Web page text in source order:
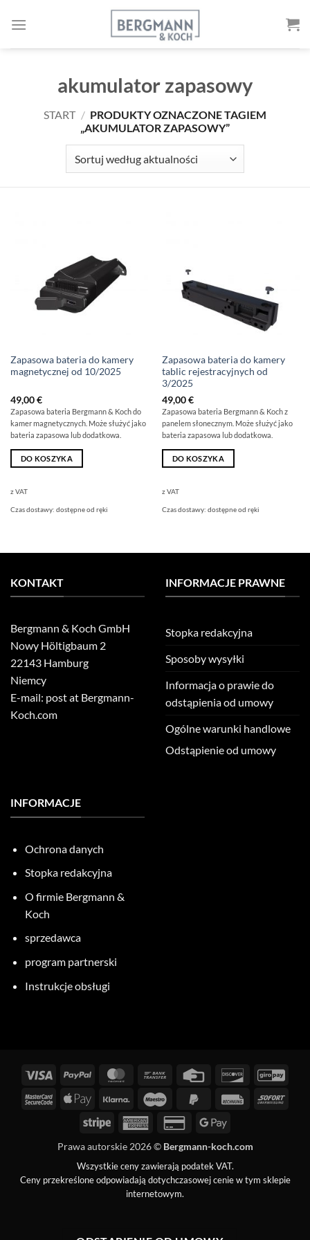
akumulator zapasowy
START / PRODUKTY OZNACZONE TAGIEM
„AKUMULATOR ZAPASOWY”
Zapasowa bateria do kamery
magnetycznej od 10/2025
49,00€
Zapasowa bateria Bergmann & Koch do
kamer magnetycznych. Może służyć jako
bateria zapasowa lub dodatkowa.
DO KOSZYKA
z VAT
Czas dostawy: dostępne od ręki
Zapasowa bateria do kamery
tablic rejestracyjnych od
3/2025
49,00€
Zapasowa bateria Bergmann & Koch z
panelem słonecznym. Może służyć jako
bateria zapasowa lub dodatkowa.
DO KOSZYKA
z VAT
Czas dostawy: dostępne od ręki
KONTAKT
Bergmann & Koch GmbH
Nowy Höltigbaum 2
22143 Hamburg
Niemcy
E-mail: post at Bergmann-
Koch.com
INFORMACJE PRAWNE
Stopka redakcyjna
Sposoby wysyłki
Informacja o prawie do
odstąpienia od umowy
Ogólne warunki handlowe
Odstąpienie od umowy
INFORMACJE
Ochrona danych
Stopka redakcyjna
O firmie Bergmann &
Koch
sprzedawca
program partnerski
Instrukcje obsługi
Wizy PayPal MasterCardPrzelew
Karta
Odkryj
MasterCardApple
Klarna Maestro
PayPal
Faktura
Stripe
American
Karta
2
Google
Prawa autorskie 2026 © Bergmann-koch.com
Wszystkie ceny zawierają podatek VAT.
Ceny przekreślone odpowiadają dotychczasowej cenie w tym sklepie
internetowym.